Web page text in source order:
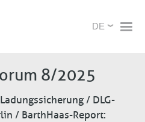
X
Select
8/2025
/ DLG-
/ BarthHaas-Report: